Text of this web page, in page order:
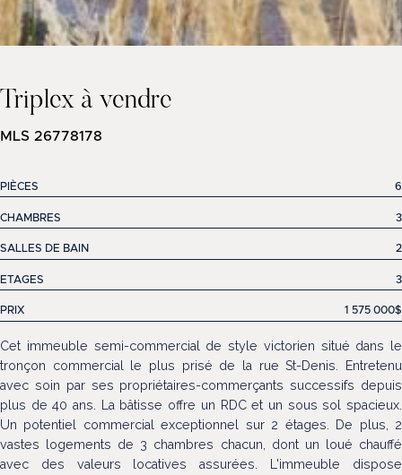
Triplex à vendre
MLS 26778178
PIÈCES 6
CHAMBRES 3
SALLES DE BAIN 2
ETAGES 3
PRIX 1 575 000$
Cet immeuble semi-commercial de style victorien situé dans le
tronçon commercial le plus prisé de la rue St-Denis. Entretenu
avec soin par ses propriétaires-commerçants successifs depuis
plus de 40 ans. La bâtisse offre un RDC et un sous sol spacieux.
Un potentiel commercial exceptionnel sur 2 étages. De plus, 2
vastes logements de 3 chambres chacun, dont un loué chauffé
avec des valeurs locatives assurées. L'immeuble dispose